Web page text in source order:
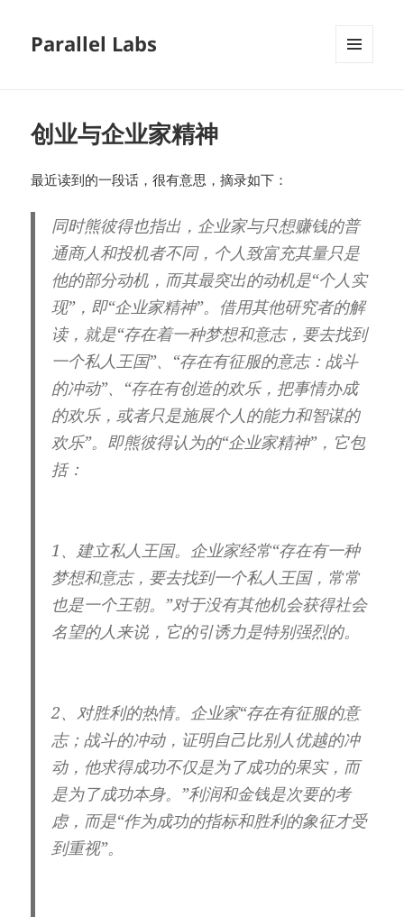
Parallel Labs
创业与企业家精神
最近读到的一段话，很有意思，摘录如下：
同时熊彼得也指出，企业家与只想赚钱的普
通商人和投机者不同，个人致富充其量只是
他的部分动机，而其最突出的动机是“个人实
现”，即“企业家精神”。借用其他研究者的解
读，就是“存在着一种梦想和意志，要去找到
一个私人王国”、“存在有征服的意志：战斗
的冲动”、“存在有创造的欢乐，把事情办成
的欢乐，或者只是施展个人的能力和智谋的
欢乐”。即熊彼得认为的“企业家精神”，它包
括：
1、建立私人王国。 企业家经常“存在有一种
梦想和意志，要去找到一个私人王国，常常
也是一个王朝。”对于没有其他机会获得社会
名望的人来说，它的引诱力是特别强烈的。
2、对胜利的热情。 企业家“存在有征服的意
志；战斗的冲动，证明自己比别人优越的冲
动，他求得成功不仅是为了成功的果实，而
是为了成功本身。”利润和金钱是次要的考
虑，而是“作为成功的指标和胜利的象征才受
到重视”。